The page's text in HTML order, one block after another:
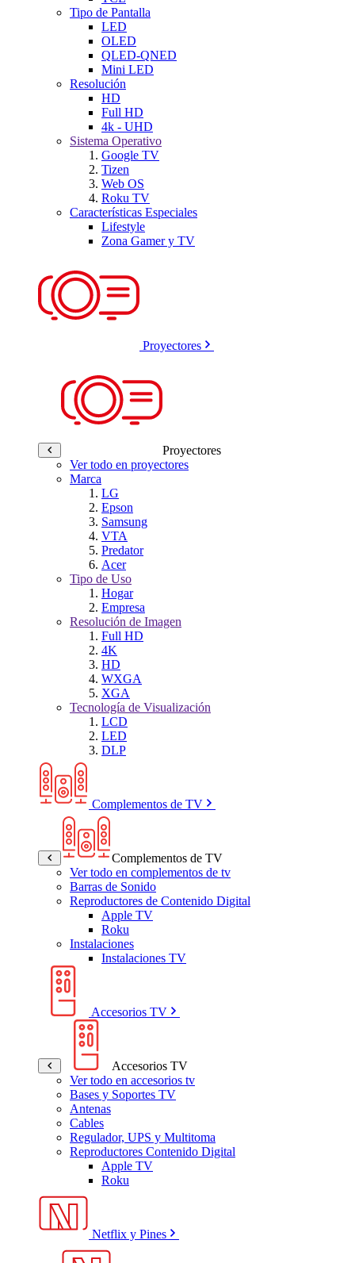
Tipo de Pantalla
LED
OLED
QLED-QNED
Mini LED
Resolución
HD
Full HD
4k - UHD
Sistema Operativo
Google TV
Tizen
Web OS
Roku TV
Características Especiales
Lifestyle
Zona Gamer y TV
Proyectores
Proyectores
Ver todo en proyectores
Marca
LG
Epson
Samsung
VTA
Predator
Acer
Tipo de Uso
Hogar
Empresa
Resolución de Imagen
Full HD
4K
HD
WXGA
XGA
Tecnología de Visualización
LCD
LED
DLP
Complementos de TV
Complementos de TV
Ver todo en complementos de tv
Barras de Sonido
Reproductores de Contenido Digital
Apple TV
Roku
Instalaciones
Instalaciones TV
Accesorios TV
Accesorios TV
Ver todo en accesorios tv
Bases y Soportes TV
Antenas
Cables
Regulador, UPS y Multitoma
Reproductores Contenido Digital
Apple TV
Roku
Netflix y Pines